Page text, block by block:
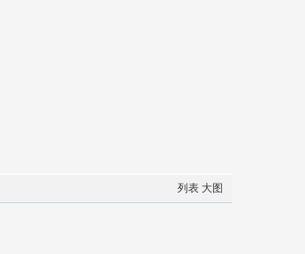
列表 大图